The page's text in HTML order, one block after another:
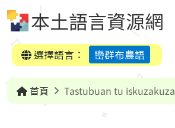
本土語言資源網
選擇語言：
巒群布農語
首頁 Tastubuan tu iskuzakuza